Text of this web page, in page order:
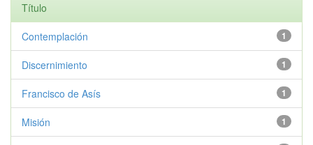
Título
1
Contemplación
1
Discernimiento
1
Francisco de Asís
1
Misión